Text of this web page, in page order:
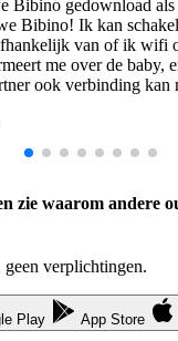
Bibino gedownload
Bibino! Ik kan
van of ik wifi
me over de baby,
ook verbinding kan
zie waarom andere
geen verplichtingen.
Play App Store